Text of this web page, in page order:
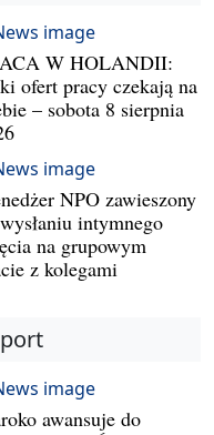
W HOLANDII:
ofert pracy czekają na
– sobota 8 sierpnia
NPO zawieszony
intymnego
na grupowym
z kolegami
awansuje do